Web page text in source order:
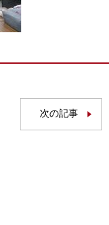
次の記事